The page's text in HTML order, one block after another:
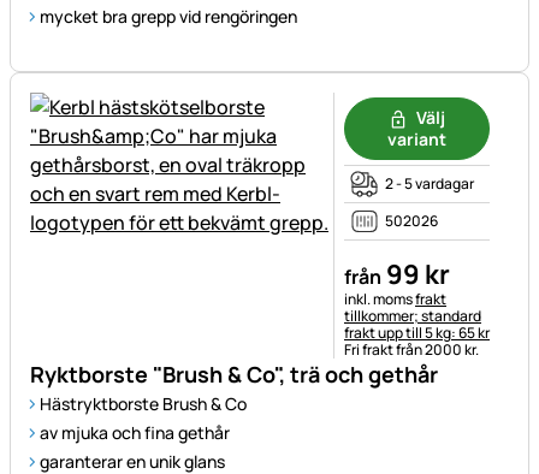
mycket bra grepp vid rengöringen
Ryktborste "Brush & Co", trä och gethår
Hästryktborste Brush & Co
av mjuka och fina gethår
garanterar en unik glans
Välj
variant
2 - 5 vardagar
502026
från 99 kr
Skatteinformation:
inkl. momsfrakt
tillkommer; standard
frakt upp till 5 kg: 65 kr
Fri frakt från 2000 kr.